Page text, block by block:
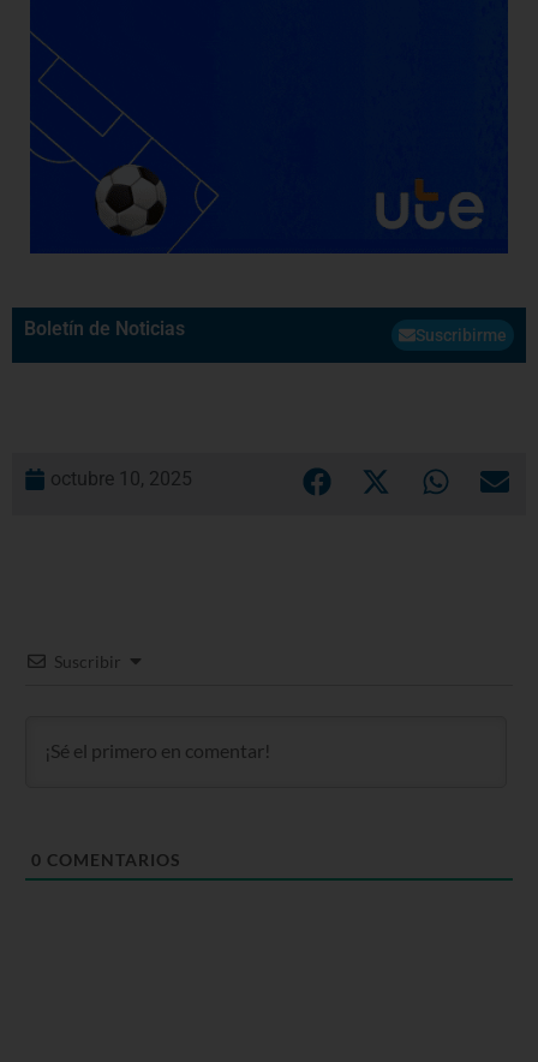
Boletín de Noticias Suscribirme
octubre 10, 2025
Suscribir
0 COMENTARIOS